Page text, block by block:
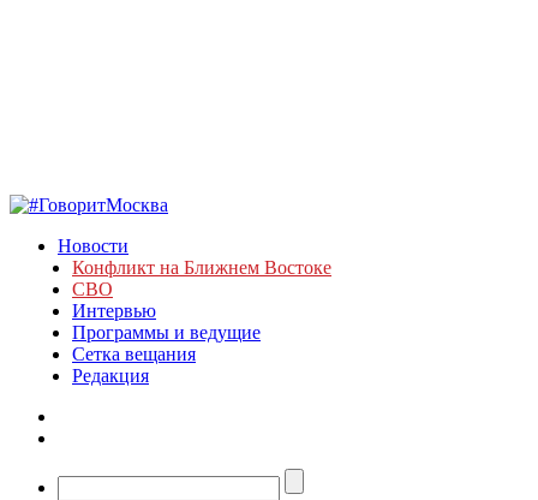
Новости
Конфликт на Ближнем Востоке
СВО
Интервью
Программы и ведущие
Сетка вещания
Редакция